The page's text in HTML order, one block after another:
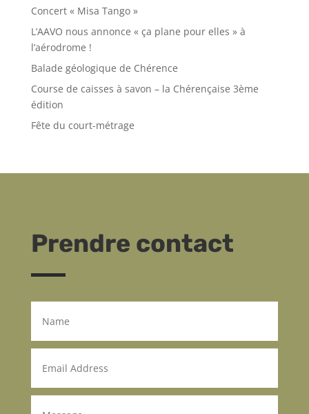
Concert « Misa Tango »
L’AAVO nous annonce « ça plane pour elles » à
l’aérodrome !
Balade géologique de Chérence
Course de caisses à savon – la Chérençaise 3ème
édition
Fête du court-métrage
Prendre contact